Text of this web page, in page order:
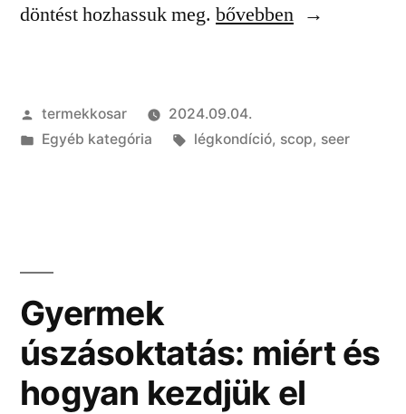
döntést hozhassuk meg. „8
figyeljünk
légkondicionáló
bővebben
Szerző:
termekkosar
2024.09.04.
Kategória:
Egyéb kategória Címke:
légkondíció, scop, seer
Gyermek
úszásoktatás: miért és
hogyan kezdjük el